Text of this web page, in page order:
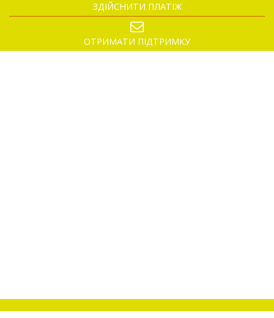
ЗДІЙСНИТИ ПЛАТІЖ
ОТРИМАТИ ПІДТРИМКУ